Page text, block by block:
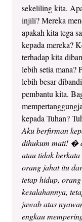
sekeliling kita.
injili? Mereka
apakah kita tega
kepada mereka?
terhadap kita
lebih setia mana?
lebih besar
pembantu kita.
kepada Tuhan?
Aku berfirman
dihukum mati! �
atau tidak
orang jahat itu
tetap hidup,
kesalahannya,
jawab atas
engkau